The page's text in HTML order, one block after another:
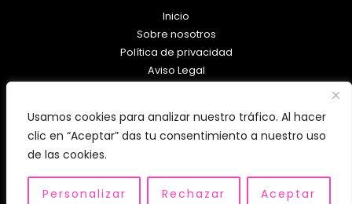
Usamos cookies para analizar nuestro tráfico. Al hacer
clic en “Aceptar” das tu consentimiento a nuestro uso
de las cookies.
Personalizar Rechazar Aceptar
Inicio
Sobre nosotros
Política de privacidad
Aviso Legal
Copyright © 2026 diversosmagazine